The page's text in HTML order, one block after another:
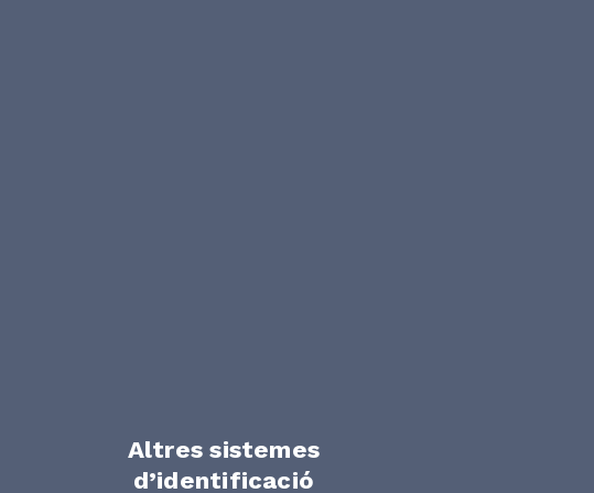
Altres sistemes
d’identificació